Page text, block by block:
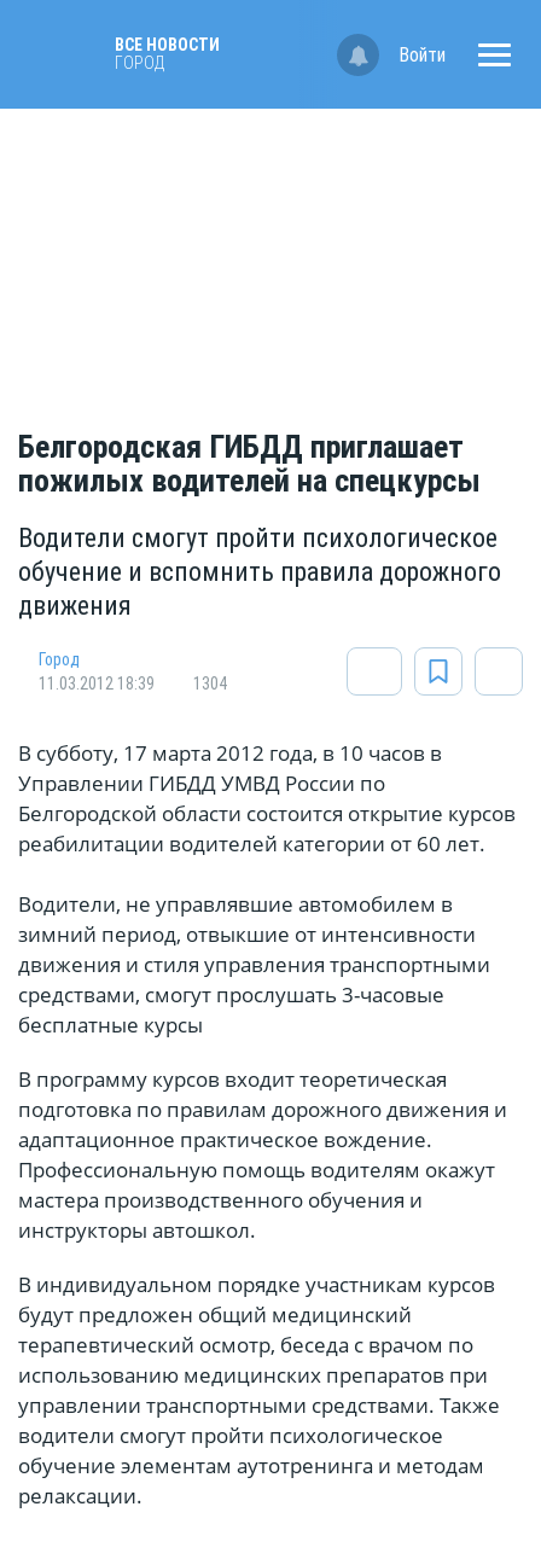
ВСЕ НОВОСТИ
ГОРОД
Войти
Белгородская ГИБДД приглашает
пожилых водителей на спецкурсы
Водители смогут пройти психологическое
обучение и вспомнить правила дорожного
движения
Город
11.03.2012 18:39
1304
В субботу, 17 марта 2012 года, в 10 часов в
Управлении ГИБДД УМВД России по
Белгородской области состоится открытие курсов
реабилитации водителей категории от 60 лет.
Водители, не управлявшие автомобилем в
зимний период, отвыкшие от интенсивности
движения и стиля управления транспортными
средствами, смогут прослушать 3-часовые
бесплатные курсы
В программу курсов входит теоретическая
подготовка по правилам дорожного движения и
адаптационное практическое вождение.
Профессиональную помощь водителям окажут
мастера производственного обучения и
инструкторы автошкол.
В индивидуальном порядке участникам курсов
будут предложен общий медицинский
терапевтический осмотр, беседа с врачом по
использованию медицинских препаратов при
управлении транспортными средствами. Также
водители смогут пройти психологическое
обучение элементам аутотренинга и методам
релаксации.